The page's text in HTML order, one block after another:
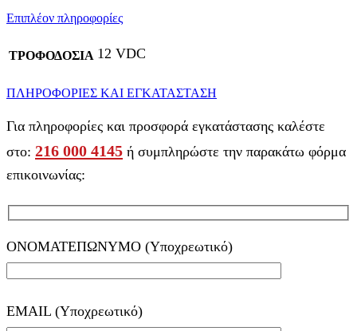
Επιπλέον πληροφορίες
ΤΡΟΦΟΔΟΣΙΑ 12 VDC
ΠΛΗΡΟΦΟΡΙΕΣ ΚΑΙ ΕΓΚΑΤΑΣΤΑΣΗ
Για πληροφορίες και προσφορά εγκατάστασης καλέστε
στο: 216 000 4145 ή συμπληρώστε την παρακάτω φόρμα
επικοινωνίας:
ΟΝΟΜΑΤΕΠΩΝΥΜΟ (Υποχρεωτικό)
EMAIL (Υποχρεωτικό)